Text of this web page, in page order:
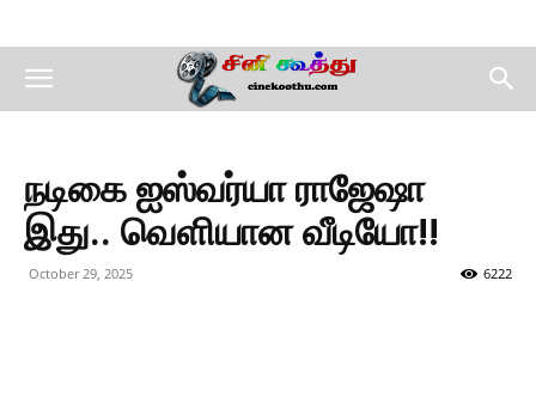
நடிகை ஐஸ்வர்யா ராஜேஷா
இது.. வெளியான வீடியோ!!
October 29, 2025 6222